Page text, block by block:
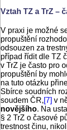
Vztah TZ a TrZ –
V praxi je možné
propuštění
odsouzen za
případ řídit dle TZ
v TrZ je často pro
propuštění by
na tuto otázku
Sbírce soudních
soudem ČR,[7] v
novějšího. Na
§ 2 TrZ o časové
trestnost činu,